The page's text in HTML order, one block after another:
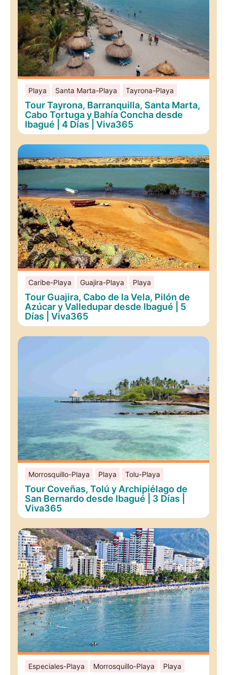
Playa Santa Marta-Playa Tayrona-Playa
Tour Tayrona, Barranquilla, Santa Marta,
Cabo Tortuga y Bahía Concha desde
Ibagué | 4 Días | Viva365
Caribe-Playa Guajira-Playa Playa
Tour Guajira, Cabo de la Vela, Pilón de
Azúcar y Valledupar desde Ibagué | 5
Días | Viva365
Morrosquillo-Playa Playa Tolu-Playa
Tour Coveñas, Tolú y Archipiélago de
San Bernardo desde Ibagué | 3 Días |
Viva365
Especiales-Playa Morrosquillo-Playa Playa